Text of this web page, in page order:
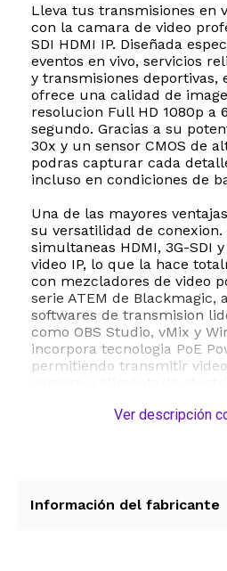
Lleva tus transmisiones en
con la camara de video
SDI HDMI IP. Diseñada
eventos en vivo, servicios
y transmisiones deportivas,
ofrece una calidad de
resolucion Full HD 1080p a
segundo. Gracias a su
30x y un sensor CMOS de
podras capturar cada
incluso en condiciones de
Una de las mayores
su versatilidad de
simultaneas HDMI, 3G-SDI
video IP, lo que la hace
con mezcladores de video
serie ATEM de Blackmagic,
softwares de transmision
como OBS Studio, vMix y
incorpora tecnologia PoE
permitiendo transmitir
notablemente la instalacion.
presentadores en el
Ver descripción
Información del fabricante